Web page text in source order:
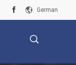
German